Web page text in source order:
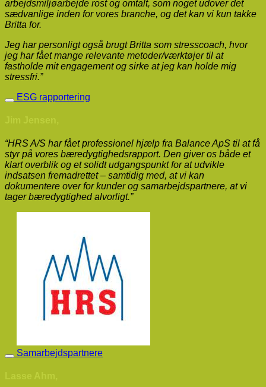
arbejdsmiljøarbejde rost og omtalt, som noget udover det
sædvanlige inden for vores branche, og det kan vi kun takke
Britta for.
Jeg har personligt også brugt Britta som stresscoach, hvor
jeg har fået mange relevante metoder/værktøjer til at
fastholde mit engagement og sirke at jeg kan holde mig
stressfri.”
ESG rapportering
“HRS A/S har fået professionel hjælp fra Balance ApS til at få
styr på vores bæredygtighedsrapport. Den giver os både et
klart overblik og et solidt udgangspunkt for at udvikle
indsatsen fremadrettet – samtidig med, at vi kan
dokumentere over for kunder og samarbejdspartnere, at vi
tager bæredygtighed alvorligt.”
Samarbejdspartnere